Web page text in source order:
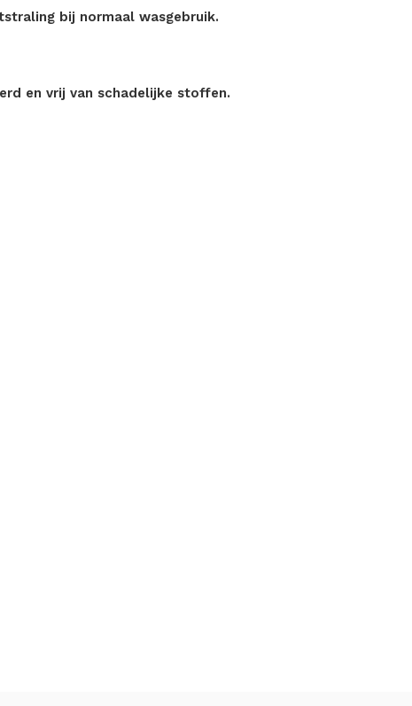
bij normaal wasgebruik.
en vrij van schadelijke stoffen.